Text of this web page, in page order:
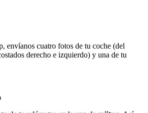
envíanos cuatro fotos de tu coche (del
derecho e izquierdo) y una de tu